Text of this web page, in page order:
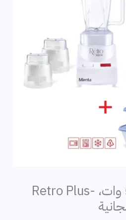
خلاط ميانتا، 500 وات، Retro Plus-